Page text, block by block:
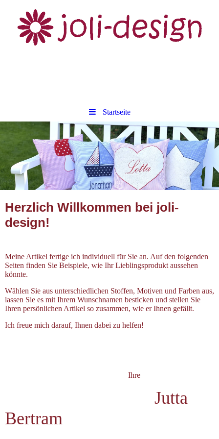
Startseite
Herzlich Willkommen bei joli-
design!
Meine Artikel fertige ich individuell für Sie an. Auf den folgenden
Seiten finden Sie Beispiele, wie Ihr Lieblingsprodukt aussehen
könnte.
Wählen Sie aus unterschiedlichen Stoffen, Motiven und Farben aus,
lassen Sie es mit Ihrem Wunschnamen besticken und stellen Sie
Ihren persönlichen Artikel so zusammen, wie er Ihnen gefällt.
Ich freue mich darauf, Ihnen dabei zu helfen!
Ihre
Jutta
Bertram